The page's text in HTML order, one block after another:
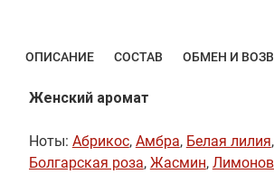
ОПИСАНИЕ СОСТАВ ОБМЕН И
Женский аромат
Ноты: Абрикос, Амбра, Белая лилия,
Болгарская роза, Жасмин,